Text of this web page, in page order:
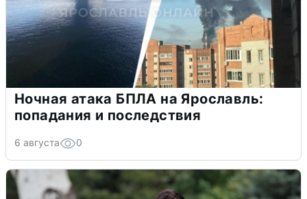
Ночная атака БПЛА на Ярославль:
попадания и последствия
6 августа 0